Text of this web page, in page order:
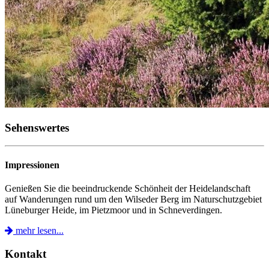
Sehenswertes
Impressionen
Genießen Sie die beeindruckende Schönheit der Heidelandschaft
auf Wanderungen rund um den Wilseder Berg im Naturschutzgebiet
Lüneburger Heide, im Pietzmoor und in Schneverdingen.
mehr lesen...
Kontakt